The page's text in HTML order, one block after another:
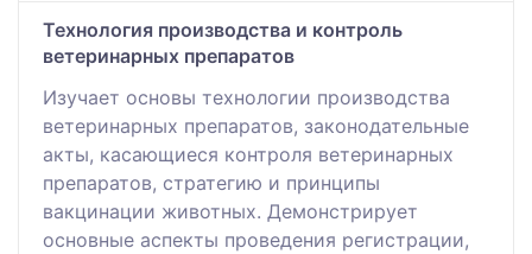
Технология производства и контроль
ветеринарных препаратов
Изучает основы технологии производства
ветеринарных препаратов, законодательные
акты, касающиеся контроля ветеринарных
препаратов, стратегию и принципы
вакцинации животных. Демонстрирует
основные аспекты проведения регистрации,